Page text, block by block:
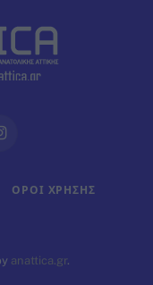
ΟΡΟΙ ΧΡΗΣΗΣ
anattica.gr.